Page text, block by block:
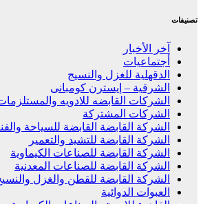
تصنيفات
آخر الأخبار
أجتماعيات
الدقهلية للغزل والنسيج
الشرقية – إيسترن كومبانى
الشركات القابضه للادويه
الشركات المشتركة
الشركة القابضة القابضة للسياحة
الشركة القابضة للتشيد والتعمير
الشركة القابضة للصناعات الكيماوية
الشركة القابضة للصناعات المعدنية
الشركة القابضة للقطن والغزل
العبوات الدوائية